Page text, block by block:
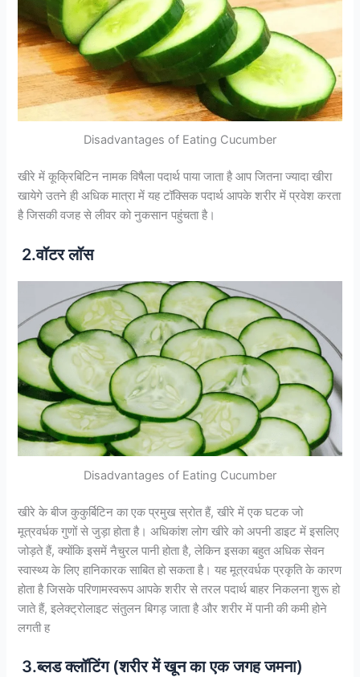
Disadvantages of Eating Cucumber
खीरे में कूक्रिबिटिन नामक विषैला पदार्थ पाया जाता है आप जितना ज्यादा खीरा
खायेगे उतने ही अधिक मात्रा में यह टॉक्सिक पदार्थ आपके शरीर में प्रवेश करता
है जिसकी वजह से लीवर को नुकसान पहुंचता है।
2.वॉटर लॉस
Disadvantages of Eating Cucumber
खीरे के बीज कुकुर्बिटिन का एक प्रमुख स्रोत हैं, खीरे में एक घटक जो
मूत्रवर्धक गुणों से जुड़ा होता है। अधिकांश लोग खीरे को अपनी डाइट में इसलिए
जोड़ते हैं, क्योंकि इसमें नैचुरल पानी होता है, लेकिन इसका बहुत अधिक सेवन
स्वास्थ्य के लिए हानिकारक साबित हो सकता है। यह मूत्रवर्धक प्रकृति के कारण
होता है जिसके परिणामस्वरूप आपके शरीर से तरल पदार्थ बाहर निकलना शुरू हो
जाते हैं, इलेक्ट्रोलाइट संतुलन बिगड़ जाता है और शरीर में पानी की कमी होने
लगती ह
3.ब्लड क्लॉटिंग (शरीर में खून का एक जगह जमना)